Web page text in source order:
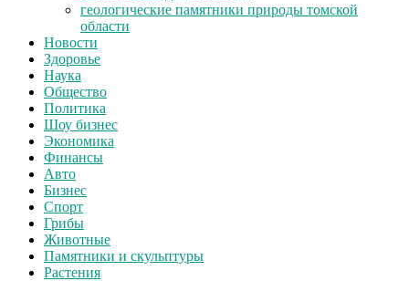
геологические памятники природы томской
области
Новости
Здоровье
Наука
Общество
Политика
Шоу бизнес
Экономика
Финансы
Авто
Бизнес
Спорт
Грибы
Животные
Памятники и скульптуры
Растения